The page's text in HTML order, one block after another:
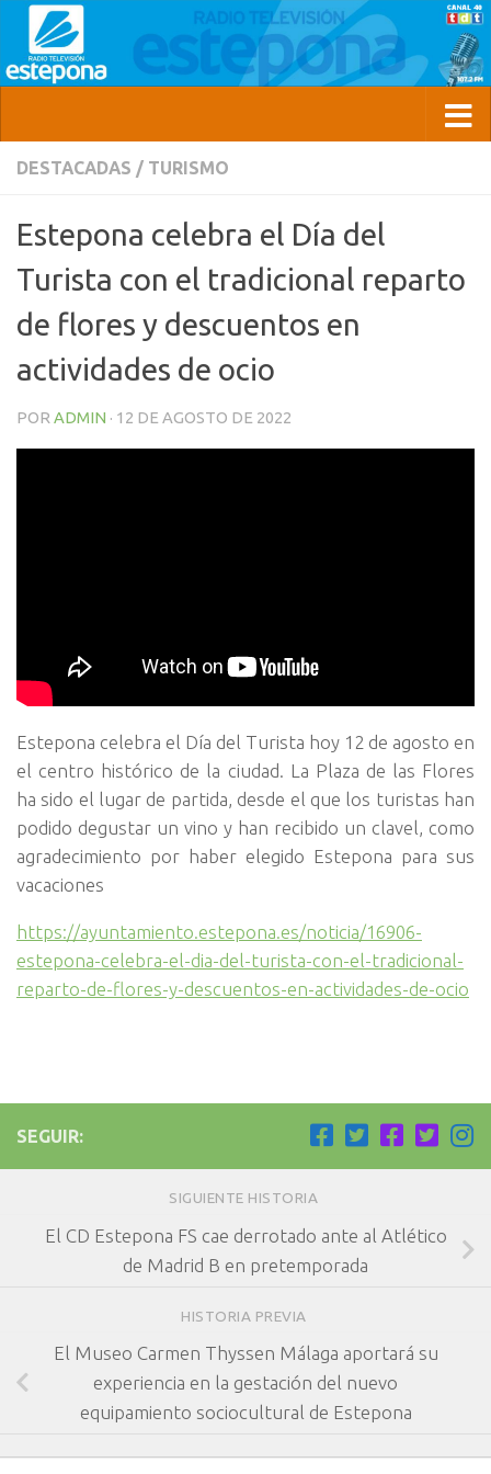
DESTACADAS / TURISMO
Estepona celebra el Día del
Turista con el tradicional reparto
de flores y descuentos en
actividades de ocio
POR ADMIN · 12 DE AGOSTO DE 2022
Estepona celebra el Día del Turista hoy 12 de agosto en
el centro histórico de la ciudad. La Plaza de las Flores
ha sido el lugar de partida, desde el que los turistas han
podido degustar un vino y han recibido un clavel, como
agradecimiento por haber elegido Estepona para sus
vacaciones
https://ayuntamiento.estepona.es/noticia/16906-
estepona-celebra-el-dia-del-turista-con-el-tradicional-
reparto-de-flores-y-descuentos-en-actividades-de-ocio
SEGUIR:
SIGUIENTE HISTORIA
El CD Estepona FS cae derrotado ante al Atlético
de Madrid B en pretemporada
HISTORIA PREVIA
El Museo Carmen Thyssen Málaga aportará su
experiencia en la gestación del nuevo
equipamiento sociocultural de Estepona